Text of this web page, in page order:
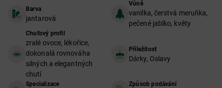
Barva
jantarová
Vůně
vanilka, čerstvá meruňka,
pečené jablko, květy
Chuťový profil
zralé ovoce, lékořice,
dokonalá rovnováha
silných a elegantných
chutí
Příležitost
Dárky, Oslavy
Specializace Způsob podávání